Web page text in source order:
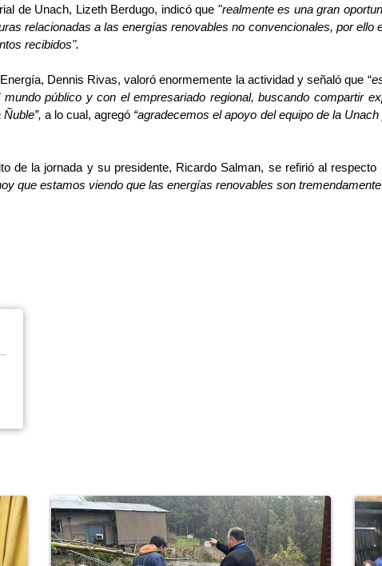
de Unach, Lizeth Berdugo, indicó que "realmente es una gran
relacionadas a las energías renovables no convencionales, por ello
recibidos".
Dennis Rivas, valoró enormemente la actividad y señaló que “
público y con el empresariado regional, buscando compartir
a lo cual, agregó “agradecemos el apoyo del equipo de la
de la jornada y su presidente, Ricardo Salman, se refirió al respecto
que estamos viendo que las energías renovables son